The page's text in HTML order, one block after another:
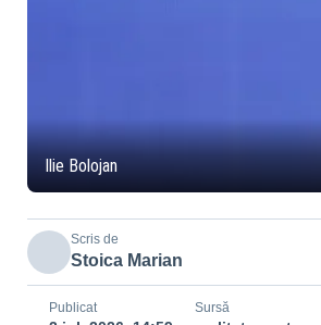
Ilie Bolojan
Scris de
Stoica Marian
Publicat Sursă